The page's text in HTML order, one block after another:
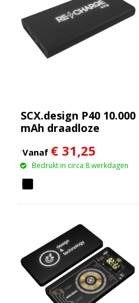
SCX.design P40 10.000
mAh draadloze
met oplichtend
Vanaf € 31,25
Bedrukt in circa 8 werkdagen